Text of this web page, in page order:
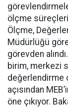
ölçme
Ölçme,
Müdürlüğü
görevden
birim, merkezi
değerlendirme
açısından
öne çıkıyor.